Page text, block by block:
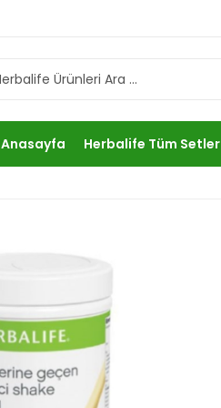
Anasayfa Herbalife Tüm Setler